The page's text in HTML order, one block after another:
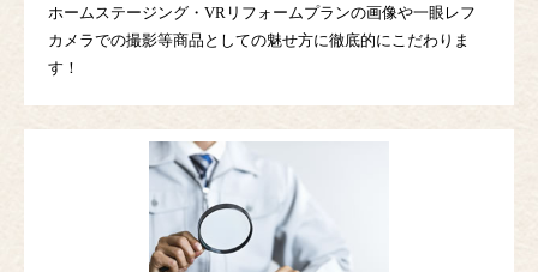
ホームステージング・VRリフォームプランの画像や一眼レフ
カメラでの撮影等商品としての魅せ方に徹底的にこだわりま
す！